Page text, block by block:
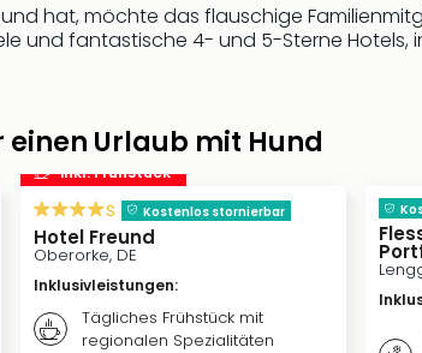
hat, möchte das flauschige
und fantastische 4- und 5-Sterne
Urlaub mit Hund
inkl. Frühstück
s Kostenlos stornierbar
Hotel Freund
Oberorke, DE
Inklusivleistungen:
Tägliches Frühstück mit
regionalen Spezialitäten